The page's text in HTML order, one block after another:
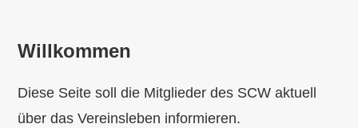
Willkommen
Diese Seite soll die Mitglieder des SCW aktuell
über das Vereinsleben informieren.